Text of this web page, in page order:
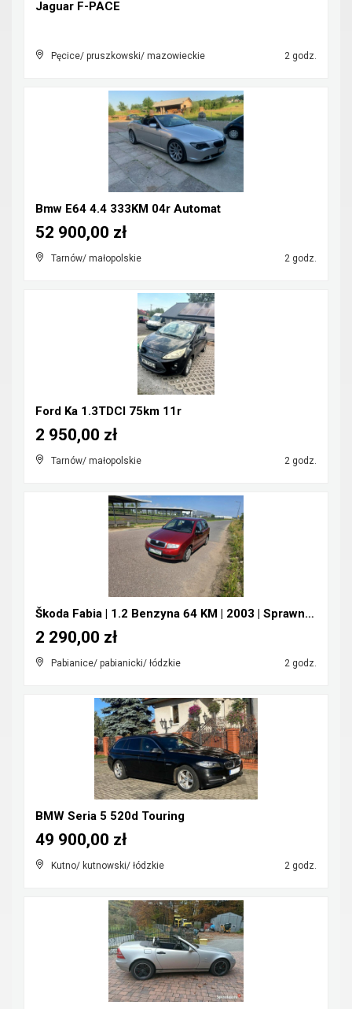
Jaguar F-PACE
Pęcice/ pruszkowski/ mazowieckie 2 godz.
Bmw E64 4.4 333KM 04r Automat
Tarnów/ małopolskie 2 godz.
52 900,00 zł
Ford Ka 1.3TDCI 75km 11r
Tarnów/ małopolskie 2 godz.
2 950,00 zł
Škoda Fabia | 1.2 Benzyna 64 KM | 2003 | Sprawna |...
Pabianice/ pabianicki/ łódzkie 2 godz.
2 290,00 zł
BMW Seria 5 520d Touring
Kutno/ kutnowski/ łódzkie 2 godz.
49 900,00 zł